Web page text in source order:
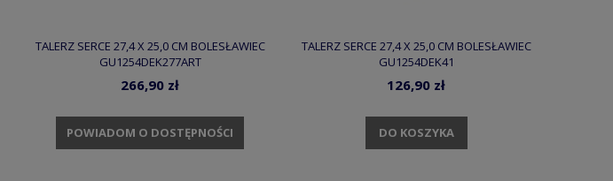
TALERZ SERCE 27,4 X 25,0 CM BOLESŁAWIEC
GU1254DEK277ART
266,90 zł
POWIADOM O DOSTĘPNOŚCI
TALERZ SERCE 27,4 X 25,0 CM BOLESŁAWIEC
GU1254DEK41
126,90 zł
DO KOSZYKA